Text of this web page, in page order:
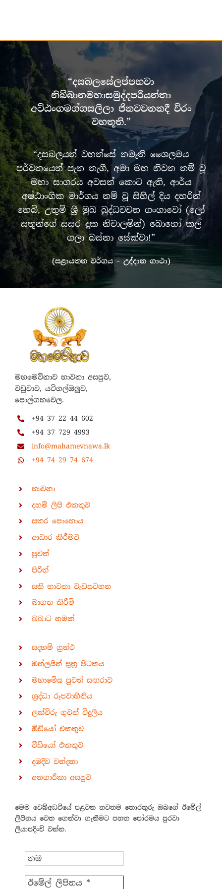
“දසබලසේලප්පභවා
නිබ්බානමහාසමුද්දපරියන්තා
අට්ඨංගමග්ගසලිලා ජිනවචනනදී චිරං
වහතූති.”
“දසබලයන් වහන්සේ නමැති ශෛලමය
පර්වතයෙන් පැන නැගී, අමා මහ නිවන නම් වූ
මහා සාගරය අවසන් කොට ඇති, ආර්ය
අෂ්ඨාංගික මාර්ගය නම් වූ සිහිල් දිය දහරින්
හෙබි, උතුම් ශ්‍රී මුඛ බුද්ධවචන ගංගාවෝ (ලෝ
සතුන්ගේ සසර දුක නිවාලමින්) බොහෝ කල්
ගලා බස්නා සේක්වා!”
(සළායතන වර්ගය – උද්දාන ගාථා)
මහමෙව්නාව භාවනා අසපුව,
වඩුවාව, යටිගල්ඔලුව,
පොල්ගහවෙල.
+94 37 22 44 602
+94 37 729 4993
info@mahamevnawa.lk
+94 74 29 74 674
භාවනා
දහම් ලිපි එකතුව
සතර පොහොය
ආධාර කිරීමට
පුවත්
පිරිත්
සති භාවනා වැඩසටහන
බාගත කිරීම්
බබාට නමක්
සදහම් ග්‍රන්ථ
ඔන්ලයින් සූත්‍ර පිටකය
මහාමේඝ පුවත් සඟරාව
ශ්‍රද්ධා රූපවාහිනිය
ලක්විරු ගුවන් විදුලිය
ඕඩියෝ එකතුව
වීඩියෝ එකතුව
දඹදිව වන්දනා
අනගාරිකා අසපුව
මෙම වෙබ්අඩවියේ පළවන නවතම තොරතුරු ඔබගේ ඊමේල්
ලිපිනය වෙත ගෙන්වා ගැනීමට පහත පෝරමය පුරවා
ලියාපදිංචි වන්න.